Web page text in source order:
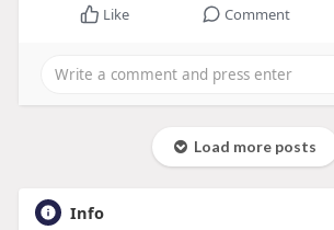
Like Comment
Load more posts
Info